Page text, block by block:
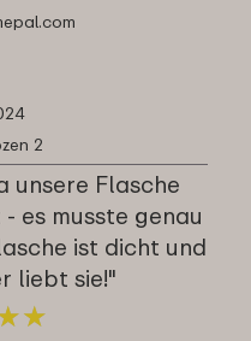
2
unsere Flasche
es musste genau
ist dicht und
liebt sie!"
★
★